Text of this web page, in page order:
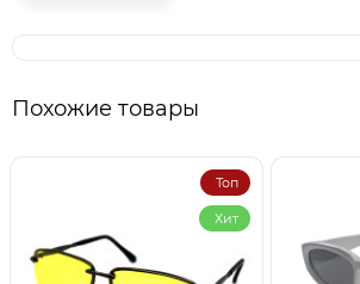
Похожие товары
Топ
Хит